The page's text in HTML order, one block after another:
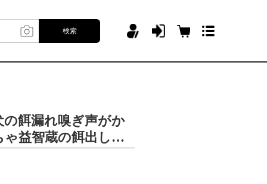
検索
の餌漏れ嗅ぎ声がか
益智蔵の餌出しお